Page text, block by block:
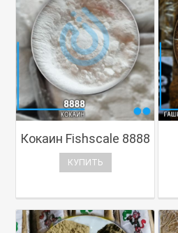
Кокаин Fishscale 8888
КУПИТЬ